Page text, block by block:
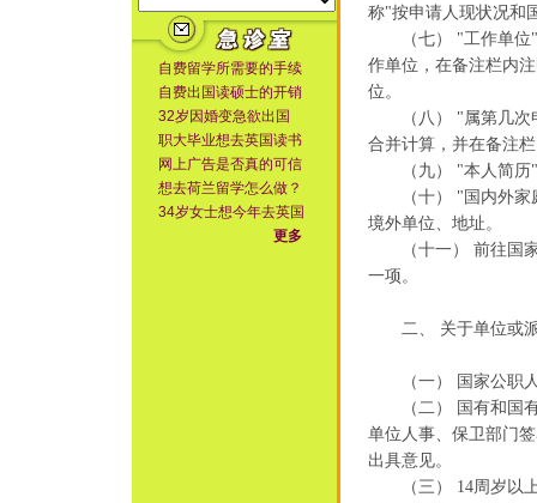
自费留学所需要的手续
自费出国读硕士的开销
32岁因婚变急欲出国
职大毕业想去英国读书
网上广告是否真的可信
想去荷兰留学怎么做？
34岁女士想今年去英国
更多
称"按申请人现状况和
（七） "工作单位"
作单位，在备注栏内
位。
（八） "属第几次申
合并计算，并在备注
（九） "本人简历"
（十） "国内外家庭
境外单位、地址。
（十一） 前往国家
一项。
二、 关于单位或派
（一） 国家公职人
（二） 国有和国有
单位人事、保卫部门
出具意见。
（三） 14周岁以上